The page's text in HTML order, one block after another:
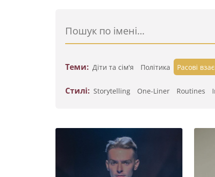
Теми: Діти та сім'я Політика Расові
Стилі: Storytelling One-Liner Routines